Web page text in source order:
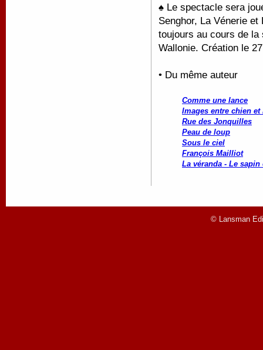
♠ Le spectacle sera
Senghor, La Vénerie
toujours au cours de la
Wallonie. Création le
• Du même auteur
Comme une lance
Images entre chien et
Rue des Jonquilles
Peau de loup
Sous le ciel
François Mailliot
La véranda - Le
© Lansman